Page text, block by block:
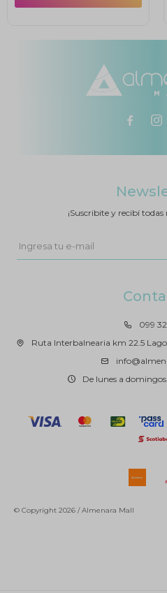
 
099
Ruta Interbalnearia km 22.5
De lunes a
¡Suscribite y recibí todas
© Copyright 2026 / Almenara Mall